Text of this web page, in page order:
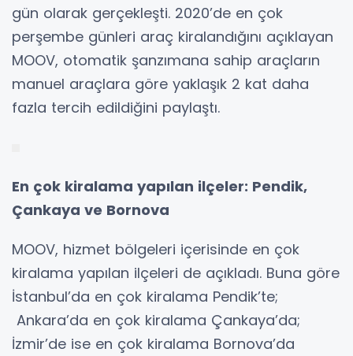
gün olarak gerçekleşti. 2020’de en çok
perşembe günleri araç kiralandığını açıklayan
MOOV, otomatik şanzımana sahip araçların
manuel araçlara göre yaklaşık 2 kat daha
fazla tercih edildiğini paylaştı.
En çok kiralama yapılan ilçeler: Pendik,
Çankaya ve Bornova
MOOV, hizmet bölgeleri içerisinde en çok
kiralama yapılan ilçeleri de açıkladı. Buna göre
İstanbul’da en çok kiralama Pendik’te;
Ankara’da en çok kiralama Çankaya’da;
İzmir’de ise en çok kiralama Bornova’da